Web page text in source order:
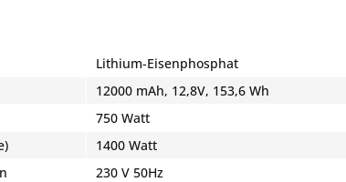
Lithium-Eisenphosphat
12000 mAh, 12,8V, 153,6 Wh
750 Watt
1400 Watt
230 V 50Hz